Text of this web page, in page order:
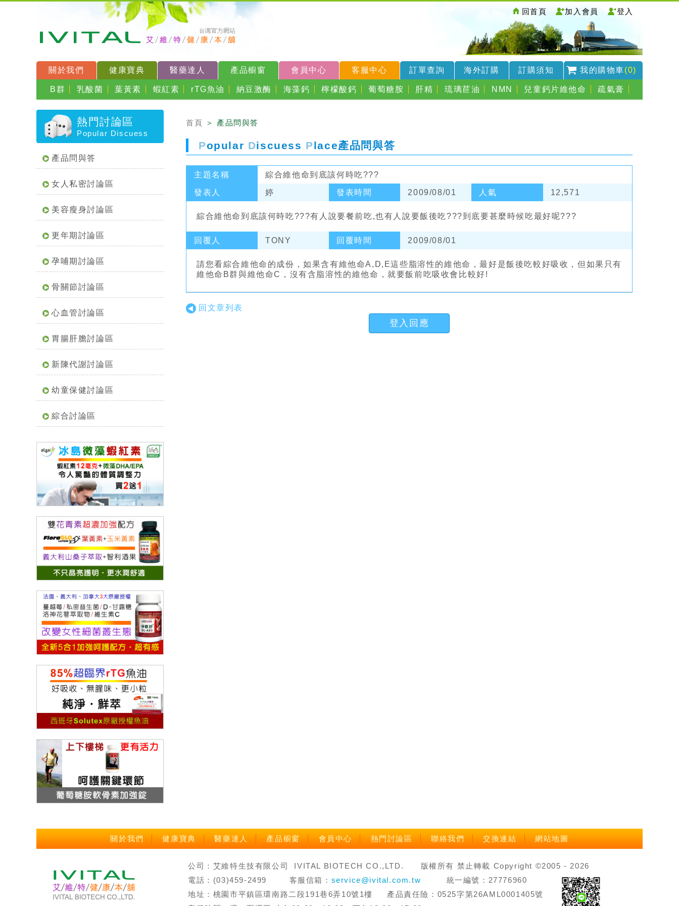
回首頁 加入會員 登入
關於我們 健康寶典 醫藥達人 產品櫥窗 會員中心 客服中心 訂單查詢 海外訂購 訂購須知 我的購物車(0)
B群 乳酸菌 葉黃素 蝦紅素 rTG魚油 納豆激酶 海藻鈣 檸檬酸鈣 葡萄糖胺 肝精 琉璃苣油 NMN 兒童鈣片維他命 疏氣膏
熱門討論區
Popular Discuess
產品問與答
女人私密討論區
美容瘦身討論區
更年期討論區
孕哺期討論區
骨關節討論區
心血管討論區
胃腸肝膽討論區
新陳代謝討論區
幼童保健討論區
綜合討論區
首頁 ＞ 產品問與答
Popular Discuess Place產品問與答
主題名稱 綜合維他命到底該何時吃???
發表人 婷 發表時間 2009/08/01 人氣 12,571
綜合維他命到底該何時吃???有人說要餐前吃,也有人說要飯後吃???到底要甚麼時候吃最好呢???
回覆人 TONY 回覆時間 2009/08/01
請您看綜合維他命的成份，如果含有維他命A,D,E這些脂溶性的維他命，最好是飯後吃較好吸收，但如果只有
維他命B群與維他命C，沒有含脂溶性的維他命，就要飯前吃吸收會比較好!
回文章列表
登入回應
關於我們 健康寶典 醫藥達人 產品櫥窗 會員中心 熱門討論區 聯絡我們 交換連結 網站地圖
公司：艾維特生技有限公司 IVITAL BIOTECH CO.,LTD. 版權所有 禁止轉載 Copyright ©2005 - 2026
電話：(03)459-2499 客服信箱： service@ivital.com.tw 統一編號：27776960
地址：桃園市平鎮區環南路二段191巷6弄10號1樓 產品責任險：0525字第26AML0001405號